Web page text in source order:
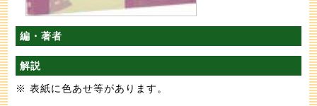
編・著者
解説
※ 表紙に色あせ等があります。